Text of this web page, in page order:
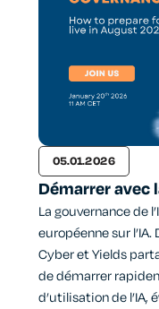
05.01.2026
Démarrer avec
La gouvernance de
européenne sur
Cyber et Yields
de démarrer
d’utilisation de l’IA,